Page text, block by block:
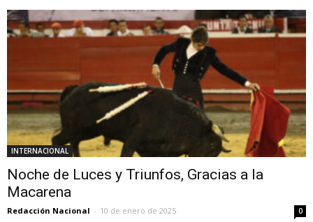
INTERNACIONAL
Noche de Luces y Triunfos, Gracias a la
Macarena
Redacción Nacional - 10 de enero de 2025 0